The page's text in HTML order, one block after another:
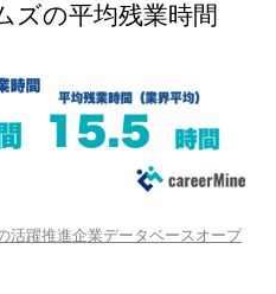
ズの平均残業時間
活躍推進企業データベースオープ